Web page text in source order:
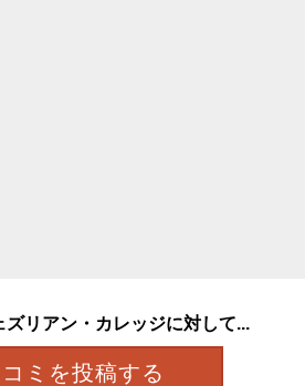
リアン・カレッジに対して...
ミを投稿する